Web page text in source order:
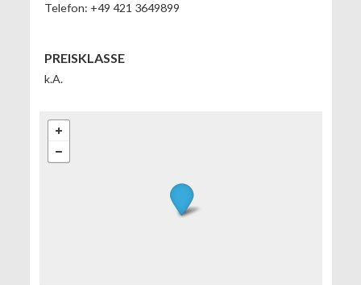
Telefon: +49 421 3649899
PREISKLASSE
k.A.